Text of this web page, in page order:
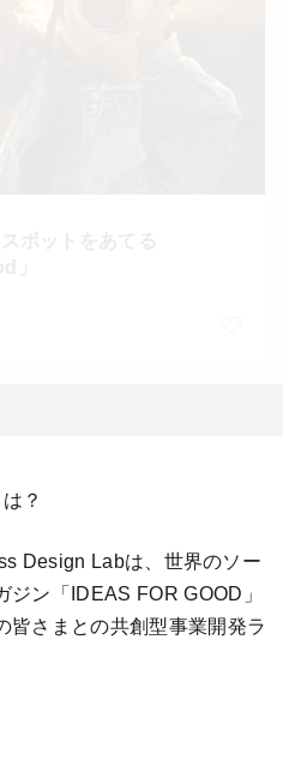
？
Design Labは、世界のソー
ン「IDEAS FOR GOOD」
皆さまとの共創型事業開発ラ